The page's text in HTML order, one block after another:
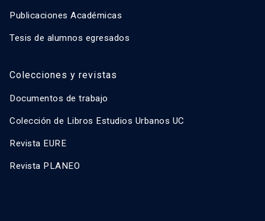
Publicaciones Académicas
Tesis de alumnos egresados
Colecciones y revistas
Documentos de trabajo
Colección de Libros Estudios Urbanos UC
Revista EURE
Revista PLANEO